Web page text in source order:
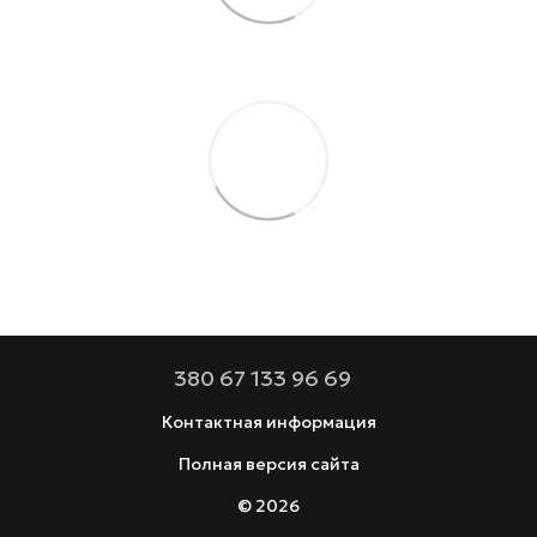
380 67 133 96 69
Контактная информация
Полная версия сайта
© 2026